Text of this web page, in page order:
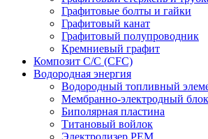
Графитовые болты и гайки
Графитовый канат
Графитовый полупроводник
Кремниевый графит
Композит C/C (CFC)
Водородная энергия
Водородный топливный
Мембранно-электродный
Биполярная пластина
Титановый войлок
Электролизер PEM